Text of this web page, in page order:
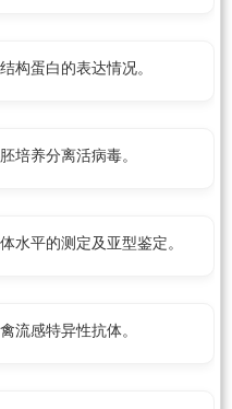
构蛋白的表达情况。
培养分离活病毒。
水平的测定及亚型鉴定。
流感特异性抗体。